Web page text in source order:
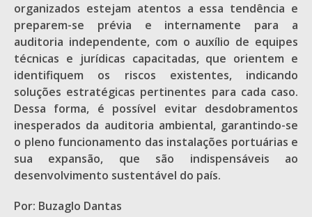
organizados estejam atentos a essa tendência e
preparem-se prévia e internamente para a
auditoria independente, com o auxílio de equipes
técnicas e jurídicas capacitadas, que orientem e
identifiquem os riscos existentes, indicando
soluções estratégicas pertinentes para cada caso.
Dessa forma, é possível evitar desdobramentos
inesperados da auditoria ambiental, garantindo-se
o pleno funcionamento das instalações portuárias e
sua expansão, que são indispensáveis ao
desenvolvimento sustentável do país.
Por: Buzaglo Dantas